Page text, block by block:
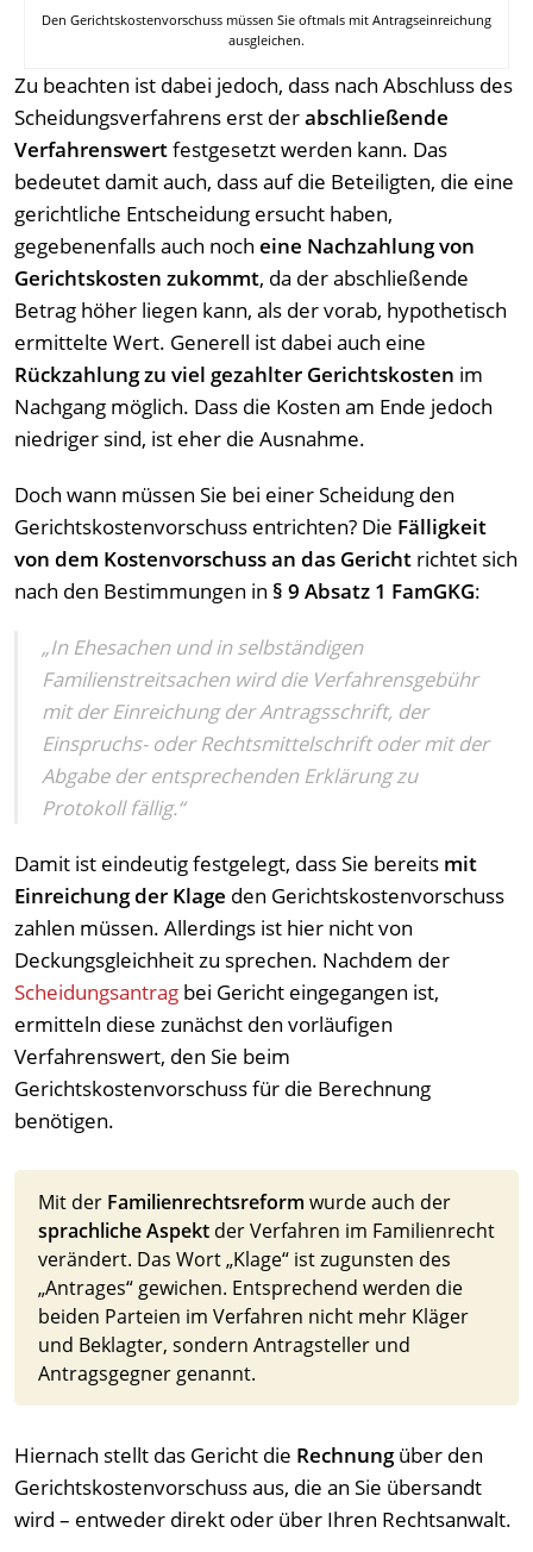
Den Gerichtskostenvorschuss müssen Sie oftmals mit Antragseinreichung
ausgleichen.
Zu beachten ist dabei jedoch, dass nach Abschluss des
Scheidungsverfahrens erst derabschließende
Verfahrenswertfestgesetzt werden kann. Das
bedeutet damit auch, dass auf die Beteiligten, die eine
gerichtliche Entscheidung ersucht haben,
gegebenenfalls auch noch eine Nachzahlung von
Gerichtskosten zukommt, da der abschließende
Betrag höher liegen kann, als der vorab, hypothetisch
ermittelte Wert. Generell ist dabei auch eine
Rückzahlung zu viel gezahlter Gerichtskosten im
Nachgang möglich. Dass die Kosten am Ende jedoch
niedriger sind, ist eher die Ausnahme.
Doch wann müssen Sie bei einer Scheidung den
Gerichtskostenvorschuss entrichten? Die Fälligkeit
von dem Kostenvorschuss an das Gericht richtet sich
nach den Bestimmungen in § 9 Absatz 1 FamGKG:
„In Ehesachen und in selbständigen
Familienstreitsachen wird die Verfahrensgebühr
mit der Einreichung der Antragsschrift, der
Einspruchs- oder Rechtsmittelschrift oder mit der
Abgabe der entsprechenden Erklärung zu
Protokoll fällig.“
Damit ist eindeutig festgelegt, dass Sie bereits mit
Einreichung der Klage den Gerichtskostenvorschuss
zahlen müssen. Allerdings ist hier nicht von
Deckungsgleichheit zu sprechen. Nachdem der
Scheidungsantrag bei Gericht eingegangen ist,
ermitteln diese zunächst den vorläufigen
Verfahrenswert, den Sie beim
Gerichtskostenvorschuss für die Berechnung
benötigen.
Mit der Familienrechtsreform wurde auch der
sprachliche Aspekt der Verfahren im Familienrecht
verändert. Das Wort „Klage“ ist zugunsten des
„Antrages“ gewichen. Entsprechend werden die
beiden Parteien im Verfahren nicht mehr Kläger
und Beklagter, sondern Antragsteller und
Antragsgegner genannt.
Hiernach stellt das Gericht die Rechnungüber den
Gerichtskostenvorschuss aus, die an Sie übersandt
wird – entweder direkt oder über Ihren Rechtsanwalt.